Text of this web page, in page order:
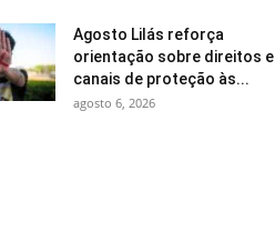
Agosto Lilás reforça
orientação sobre direitos e
canais de proteção às...
agosto 6, 2026